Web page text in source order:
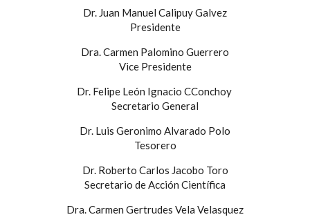
Dr. Juan Manuel Calipuy Galvez
Presidente
Dra. Carmen Palomino Guerrero
Vice Presidente
Dr. Felipe León Ignacio CConchoy
Secretario General
Dr. Luis Geronimo Alvarado Polo
Tesorero
Dr. Roberto Carlos Jacobo Toro
Secretario de Acción Científica
Dra. Carmen Gertrudes Vela Velasquez